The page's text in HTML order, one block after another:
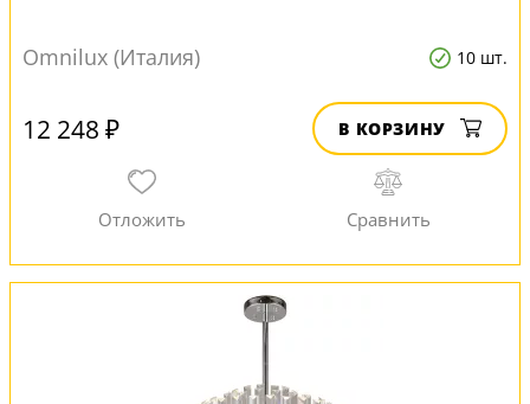
Omnilux (Италия) 10 шт.
12 248 ₽ В КОРЗИНУ